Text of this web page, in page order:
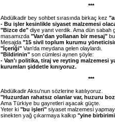
***
Abdülkadir bey sohbet sırasında birkaç kez
- Bu işler kesinlikle siyaset malzemesi
"Bizce de" diye yanıt verdik. Ama dün sabah
masamızda "Van'dan yollanan bir mesaj"
Mesajda "15 sivil toplum kurumu
"İçeriği" Van'da meydana gelen olaylardı.
"Bildirinin" son cümlesi aynen şöyle:
- Van'ı politika, tiraj ve reyting malzemesi
kurumları şiddetle kınıyoruz.
***
Abdülkadir Aksu'nun sözlerine katılıyoruz.
"Huzurdan rahatsız olanlar var, huzuru
Ama Türkiye bu gayretleri aşacak güçte.
Yeter ki "bu işleri" siyaset malzemesi
sinekten yağ çıkarmaya kalkıp "yine